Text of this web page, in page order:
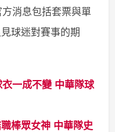
消息包括套票與單
球迷對賽事的期
一成不變 中華隊球
棒眾女神 中華隊史